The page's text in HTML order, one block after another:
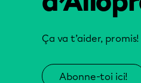
Ça va t’aider, promis!
Abonne-toi ici!